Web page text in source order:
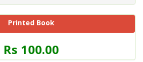
Printed Book
Price
of
Rs 100.00